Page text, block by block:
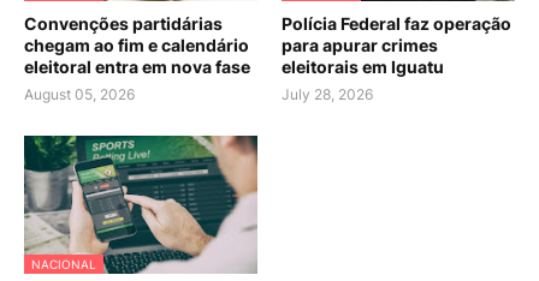
Convenções partidárias
chegam ao fim e calendário
eleitoral entra em nova fase
August 05, 2026
Polícia Federal faz operação
para apurar crimes
eleitorais em Iguatu
July 28, 2026
NACIONAL